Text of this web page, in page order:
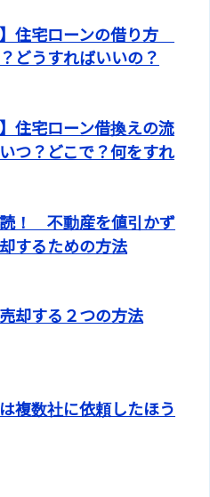
】住宅ローンの借り方
どうすればいいの？
】住宅ローン借換えの流
つ？どこで？何をすれ
！ 不動産を値引かず
するための方法
却する２つの方法
複数社に依頼したほう